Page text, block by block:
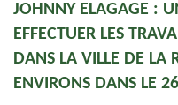
JOHNNY ELAGAGE :
EFFECTUER LES
DANS LA VILLE DE LA
ENVIRONS DANS LE